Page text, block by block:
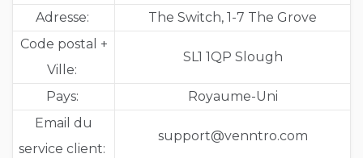
Adresse:
The Switch, 1-7 The Grove
Code postal +
Ville:
SL1 1QP Slough
Pays:
Royaume-Uni
Email du
service client:
support@venntro.com